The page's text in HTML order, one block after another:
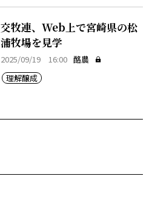
交牧連、Web上で宮崎県の松
浦牧場を見学
2025/09/19 16:00 酪農
理解醸成